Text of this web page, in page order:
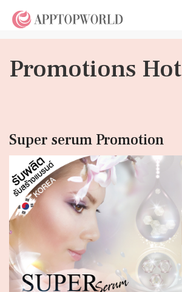
Promotions Hot
Super serum Promotion